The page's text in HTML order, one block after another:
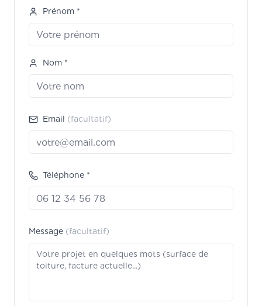
Prénom *
Nom *
Email (facultatif)
Téléphone *
Message (facultatif)